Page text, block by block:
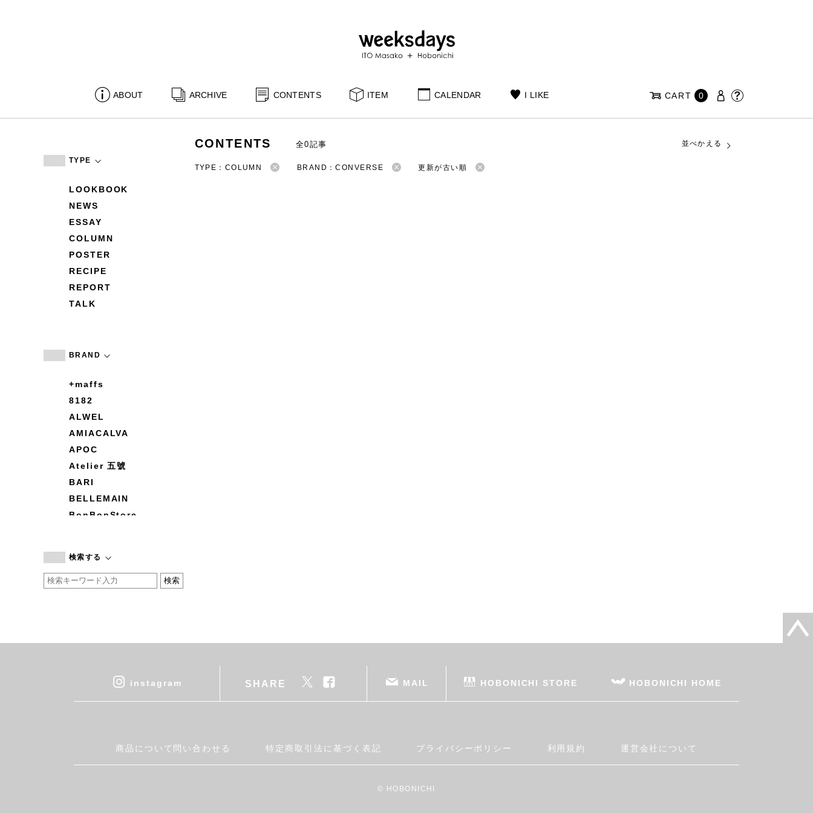
ABOUT ARCHIVE CONTENTS ITEM CALENDAR I LIKE CART 0
TYPE
LOOKBOOK
NEWS
ESSAY
COLUMN
POSTER
RECIPE
REPORT
TALK
BRAND
+maffs
8182
ALWEL
AMIACALVA
APOC
Atelier 五號
BARI
BELLEMAIN
BonBonStore
by basics
CATWORTH
cohan
DEAN & DELUCA
Fatima Morocco
検索する
CONTENTS 全0記事 並べかえる
TYPE：COLUMN BRAND：CONVERSE 更新が古い順
instagram SHARE MAIL HOBONICHI STORE HOBONICHI HOME
商品について問い合わせる 特定商取引法に基づく表記 プライバシーポリシー 利用規約 運営会社について
© HOBONICHI